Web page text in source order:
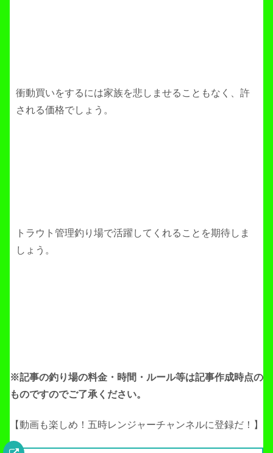
衝動買いをするには家族を悲しませることもなく、許
される価格でしょう。
トラウト管理釣り場で活躍してくれることを期待しま
しょう。
※記事の釣り場の料金・時間・ルール等は記事作成時点の
ものですのでご了承ください。
【動画も楽しめ！五時レンジャーチャンネルに登録だ！】